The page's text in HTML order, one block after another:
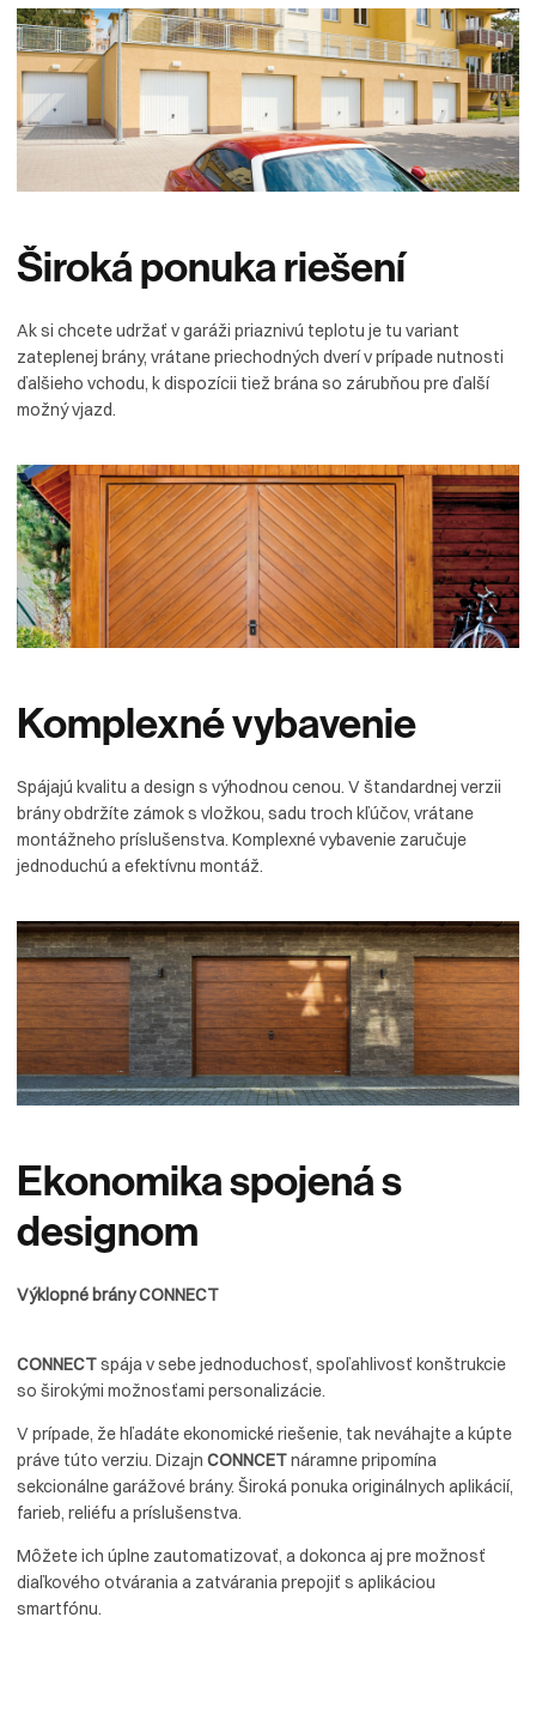
Širokáponukariešení
Ak si chcete udržať v garáži priaznivú teplotu je tu variant
zateplenej brány, vrátane priechodných dverí v prípade nutnosti
ďalšieho vchodu, k dispozícii tiež brána so zárubňou pre ďalší
možný vjazd.
Komplexnévybavenie
Spájajú kvalitu a design s výhodnou cenou. V štandardnej verzii
brány obdržíte zámok s vložkou, sadu troch kľúčov, vrátane
montážneho príslušenstva. Komplexné vybavenie zaručuje
jednoduchú a efektívnu montáž.
Ekonomikaspojenás
designom
Výklopné brány CONNECT
CONNECTspája v sebe jednoduchosť, spoľahlivosť konštrukcie
so širokými možnosťami personalizácie.
V prípade, že hľadáte ekonomické riešenie, tak neváhajte a kúpte
práve túto verziu. Dizajn CONNCETnáramne pripomína
sekcionálne garážové brány. Široká ponuka originálnych aplikácií,
farieb, reliéfu a príslušenstva.
Môžete ich úplne zautomatizovať, a dokonca aj pre možnosť
diaľkového otvárania a zatvárania prepojiť s aplikáciou
smartfónu.